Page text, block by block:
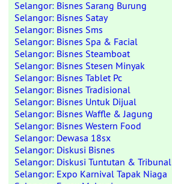
Selangor: Bisnes Sarang Burung
Selangor: Bisnes Satay
Selangor: Bisnes Sms
Selangor: Bisnes Spa & Facial
Selangor: Bisnes Steamboat
Selangor: Bisnes Stesen Minyak
Selangor: Bisnes Tablet Pc
Selangor: Bisnes Tradisional
Selangor: Bisnes Untuk Dijual
Selangor: Bisnes Waffle & Jagung
Selangor: Bisnes Western Food
Selangor: Dewasa 18sx
Selangor: Diskusi Bisnes
Selangor: Diskusi Tuntutan & Tribunal
Selangor: Expo Karnival Tapak Niaga